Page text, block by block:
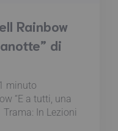
Rainbow
di
minuto
“E a tutti, una
In Lezioni